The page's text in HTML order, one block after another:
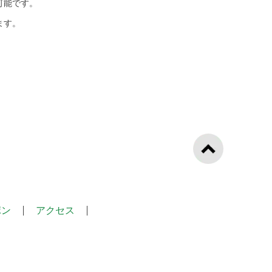
です。
。
アクセス